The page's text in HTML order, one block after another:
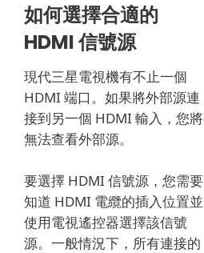
如何選擇合適的
HDMI 信號源
現代三星電視機有不止一個
HDMI 端口。 如果將外部源連
接到另一個 HDMI 輸入，您將
無法查看外部源。
要選擇 HDMI 信號源，您需要
知道 HDMI 電纜的插入位置並
使用電視遙控器選擇該信號
源。 一般情況下，所有連接的